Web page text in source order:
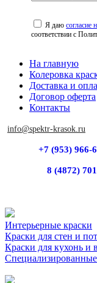
Я даюсогласие
соответствии с
На главную
Колеровка
Доставка и
Договор оферта
Контакты
info@spektr-krasok.ru
+7 (953) 966-
8 (4872)
Интерьерные краски
Краски для стен и
Краски для кухонь и